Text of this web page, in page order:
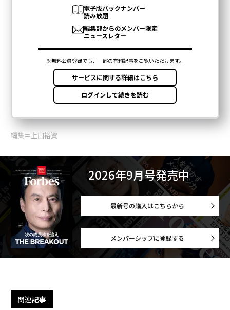
編集＝上田裕資
2026年9月号発売中
最新号の購入はこちらから
メンバーシップに登録する
関連記事